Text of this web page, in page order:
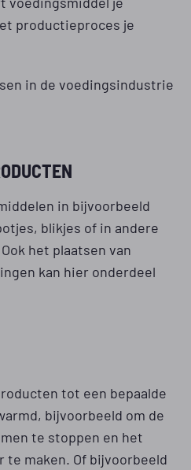
productieproces je
in de voedingsindustrie
in bijvoorbeeld
blikjes of in andere
het plaatsen van
kan hier onderdeel
tot een bepaalde
bijvoorbeeld om de
te stoppen en het
te maken. Of bijvoorbeeld